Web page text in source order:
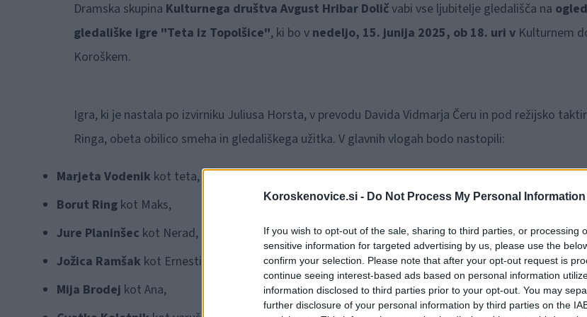
Koroskenovice.si - Do Not Process My Personal Information
If you wish to opt-out of the sale, sharing to third parties, or processing
sensitive information for targeted advertising by us, please use the
confirm your selection. Please note that after your opt-out request is
continue seeing interest-based ads based on personal information
information disclosed to third parties prior to your opt-out. You may
further disclosure of your personal information by third parties on the
Dramska skupina Kulturnega društva Avgust Hribar Doličvabi vse ljubitelje gledališča na
gledališke igre "Teta iz Topolšice", ki bo v nedeljo, 15. junija 2025, ob 18. uri v Kulturnem
Koroškem.
Igra, ki je nastala po izvirniku Juliusa Horsta, v prevodu Davida Vidmarja Čeru in pod režijsko
Ringa, obeta obilico smeha in gledališkega užitka. V glavnih vlogah bodo nastopili:
Marjeta Vodenik kot teta,
Borut Ring kot Maks,
Jure Planinšec kot Nerad,
Jožica Ramšak kot Ernestina,
Mija Brodej kot Ana,